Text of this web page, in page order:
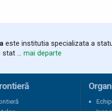
este institutia specializata a
... mai departe